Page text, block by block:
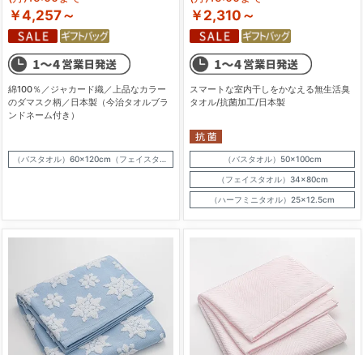
￥4,257～
綿100％／ジャカード織／上品なカラー
のダマスク柄／日本製（今治タオルブラ
ンドネーム付き）
（バスタオル）60×120cm（フェイスタオル）34×80cm
￥2,310～
スマートな室内干しをかなえる無生活臭
タオル/抗菌加工/日本製
（バスタオル）50×100cm
（フェイスタオル）34×80cm
（ハーフミニタオル）25×12.5cm